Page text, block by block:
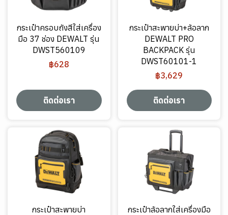
กระเป๋าครอบถังสีใส่เครื่อง
มือ 37 ช่อง DEWALT รุ่น
DWST560109
฿628
ติดต่อเรา
กระเป๋าสะพายบ่า+ล้อลาก
DEWALT PRO
BACKPACK รุ่น
DWST60101-1
฿3,629
ติดต่อเรา
กระเป๋าสะพายบ่า
กระเป๋าล้อลากใส่เครื่องมือ